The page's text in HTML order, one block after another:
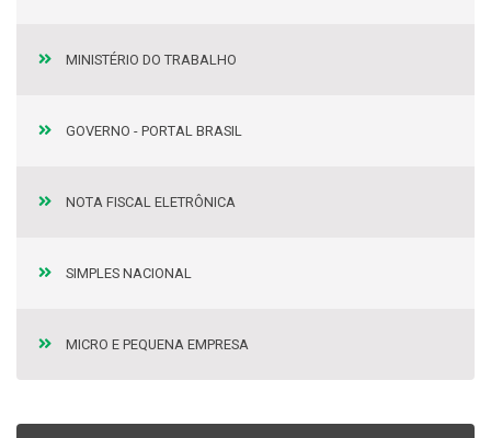
MINISTÉRIO DO TRABALHO
GOVERNO - PORTAL BRASIL
NOTA FISCAL ELETRÔNICA
SIMPLES NACIONAL
MICRO E PEQUENA EMPRESA